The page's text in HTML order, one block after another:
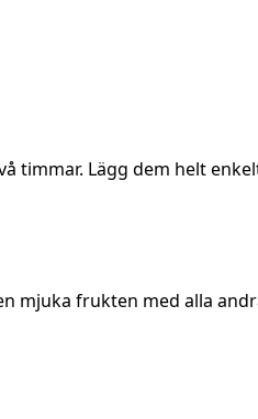
timmar. Lägg dem helt
mjuka frukten med alla